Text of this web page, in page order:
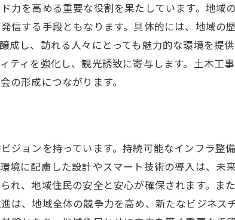
場でのスキル向上がもたらす地域貢献
術者のスキルアップとその影響
献を実現する人材育成プログラム
訓練による雇用促進と経済効果
画が導く大阪府大阪市摂津市の土木工事の新たな
プロジェクト計画の重要性
る計画立案のステップと工夫
力を高める重要な役割を果たしています。地域
信する手段ともなります。具体的には、地域の
成し、訪れる人々にとっても魅力的な環境を提
ティを強化し、観光誘致に寄与します。土木工
の形成につながります。
ジョンを持っています。持続可能なインフラ整
境に配慮した設計やスマート技術の導入は、未
れ、地域住民の安全と安心が確保されます。ま
は、地域全体の競争力を高め、新たなビジネス